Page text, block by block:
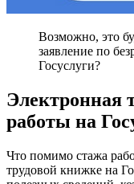
Возможно, это
заявление по
Госуслуги?
Электронная
работы на
Что помимо стажа
трудовой книжке на